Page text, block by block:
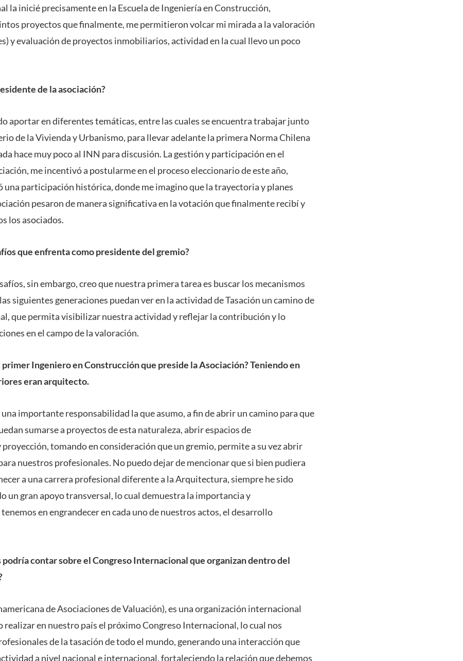
la inicié precisamente en la Escuela de Ingeniería en Construcción,
proyectos que finalmente, me permitieron volcar mi mirada a la valoración
y evaluación de proyectos inmobiliarios, actividad en la cual llevo un poco
de la asociación?
aportar en diferentes temáticas, entre las cuales se encuentra trabajar junto
de la Vivienda y Urbanismo, para llevar adelante la primera Norma Chilena
hace muy poco al INN para discusión. La gestión y participación en el
me incentivó a postularme en el proceso eleccionario de este año,
una participación histórica, donde me imagino que la trayectoria y planes
pesaron de manera significativa en la votación que finalmente recibí y
los asociados.
que enfrenta como presidente del gremio?
sin embargo, creo que nuestra primera tarea es buscar los mecanismos
siguientes generaciones puedan ver en la actividad de Tasación un camino de
que permita visibilizar nuestra actividad y reflejar la contribución y lo
en el campo de la valoración.
primer Ingeniero en Construcción que preside la Asociación? Teniendo en
eran arquitecto.
una importante responsabilidad la que asumo, a fin de abrir un camino para que
sumarse a proyectos de esta naturaleza, abrir espacios de
tomando en consideración que un gremio, permite a su vez abrir
nuestros profesionales. No puedo dejar de mencionar que si bien pudiera
a una carrera profesional diferente a la Arquitectura, siempre he sido
un gran apoyo transversal, lo cual demuestra la importancia y
en engrandecer en cada uno de nuestros actos, el desarrollo
podría contar sobre el Congreso Internacional que organizan dentro del
de Asociaciones de Valuación), es una organización internacional
realizar en nuestro país el próximo Congreso Internacional, lo cual nos
de la tasación de todo el mundo, generando una interacción que
a nivel nacional e internacional, fortaleciendo la relación que debemos